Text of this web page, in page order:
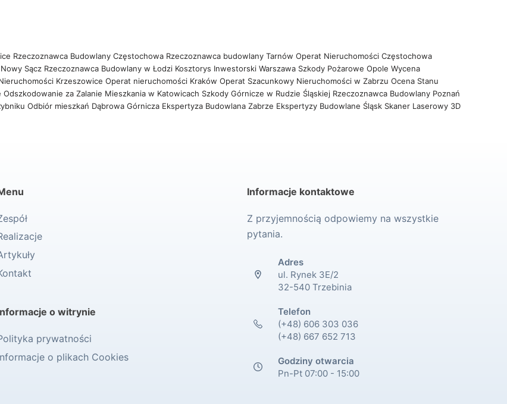
Rzeczoznawca Budowlany Częstochowa Rzeczoznawca budowlany Tarnów Operat Nieruchomości Częstochowa
Sącz Rzeczoznawca Budowlany w Łodzi Kosztorys Inwestorski Warszawa Szkody Pożarowe OpoleWycena
KrzeszowiceOperat nieruchomości Kraków Operat Szacunkowy Nieruchomości w ZabrzuOcena Stanu
Odszkodowanie za Zalanie Mieszkania w Katowicach Szkody Górnicze w Rudzie Śląskiej Rzeczoznawca Budowlany Poznań
Odbiór mieszkań Dąbrowa Górnicza Ekspertyza Budowlana Zabrze Ekspertyzy Budowlane Śląsk Skaner Laserowy 3D
o witrynie
prywatności
o plikach Cookies
Informacje kontaktowe
Z przyjemnością odpowiemy na wszystkie
pytania.
Adres
ul. Rynek 3E/2
32-540 Trzebinia
Telefon
(+48) 606 303 036
(+48) 667 652 713
Godziny otwarcia
Pn-Pt 07:00 - 15:00